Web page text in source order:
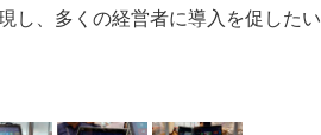
し、多くの経営者に導入を促したい